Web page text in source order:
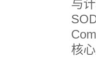
与
核